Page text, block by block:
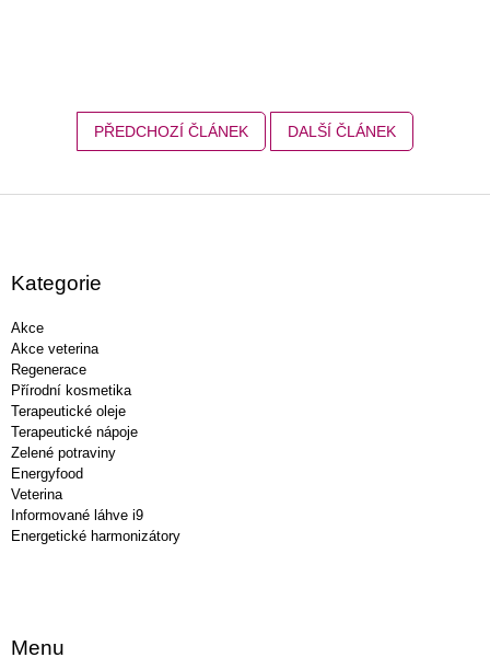
PŘEDCHOZÍ ČLÁNEK DALŠÍ ČLÁNEK
Kategorie
Akce
Akce veterina
Regenerace
Přírodní kosmetika
Terapeutické oleje
Terapeutické nápoje
Zelené potraviny
Energyfood
Veterina
Informované láhve i9
Energetické harmonizátory
Menu